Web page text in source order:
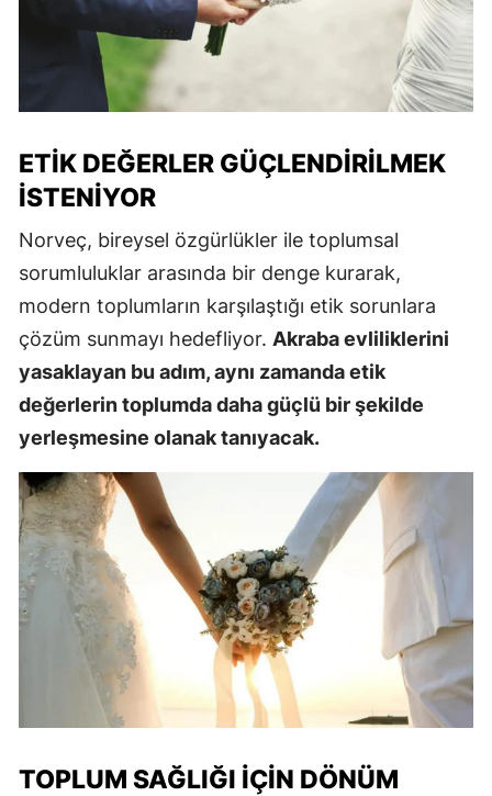
ETIK DEĞERLER GÜÇLENDIRILMEK
İSTENIYOR
Norveç, bireysel özgürlükler ile toplumsal
sorumluluklar arasında bir denge kurarak,
modern toplumların karşılaştığı etik sorunlara
çözüm sunmayı hedefliyor. Akraba evliliklerini
yasaklayan bu adım, aynı zamanda etik
değerlerin toplumda daha güçlü bir şekilde
yerleşmesine olanak tanıyacak.
TOPLUM SAĞLIĞI İÇIN DÖNÜM